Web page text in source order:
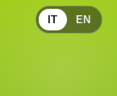
IT EN